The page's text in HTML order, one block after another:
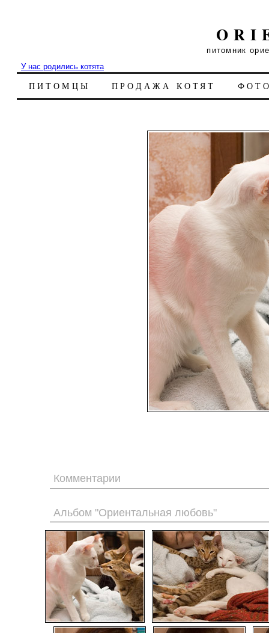
питомник
У нас родились котята
ПИТОМЦЫ ПРОДАЖА КОТЯТ
Комментарии
Альбом "Ориентальная любовь"